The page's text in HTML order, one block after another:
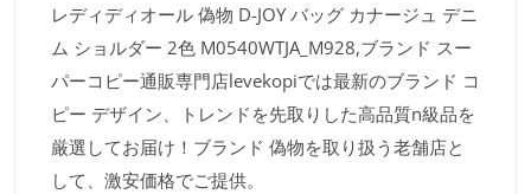
レディディオール 偽物 D-JOY バッグ カナージュ デニ
ム ショルダー 2色 M0540WTJA_M928,ブランド スー
パーコピー通販専門店levekopiでは最新のブランド コ
ピー デザイン、トレンドを先取りした高品質n級品を
厳選してお届け！ブランド 偽物を取り扱う老舗店と
して、激安価格でご提供。